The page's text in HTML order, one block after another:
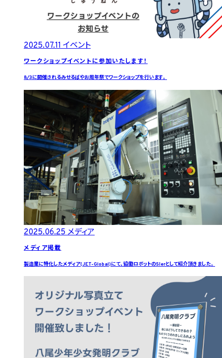
2025.07.11 イベント
ワークショップイベントに参加いたします！
8/3に開催されるみせるばやお周年祭でワークショップを行います。
2025.06.25 メディア
メディア掲載
製造業に特化したメディア(JET-Global)にて、協働ロボットのSIerとして紹介頂きました。